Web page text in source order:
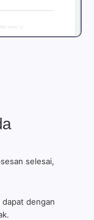
selesai,
dapat dengan